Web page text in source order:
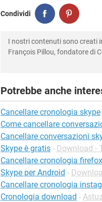
Condividi
I nostri contenuti sono creati
François Pillou, fondatore di
Potrebbe anche
Cancellare cronologia skype
Come cancellare
Cancellare conversazioni
Skype è gratis - Download -
Cancellare cronologia firefox
Skype per Android -
Cancellare cronologia
Cronologia download -